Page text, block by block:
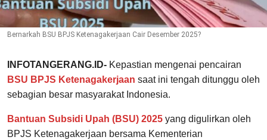
Bernarkah BSU BPJS Ketenagakerjaan Cair Desember 2025?
INFOTANGERANG.ID- Kepastian mengenai pencairan
BSU BPJS Ketenagakerjaan saat ini tengah ditunggu oleh
sebagian besar masyarakat Indonesia.
Bantuan Subsidi Upah (BSU) 2025 yang digulirkan oleh
BPJS Ketenagakerjaan bersama Kementerian